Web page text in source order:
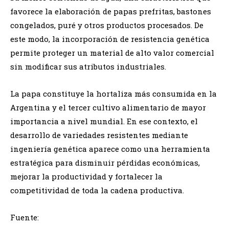
favorece la elaboración de papas prefritas, bastones
congelados, puré y otros productos procesados. De
este modo, la incorporación de resistencia genética
permite proteger un material de alto valor comercial
sin modificar sus atributos industriales.
La papa constituye la hortaliza más consumida en la
Argentina y el tercer cultivo alimentario de mayor
importancia a nivel mundial. En ese contexto, el
desarrollo de variedades resistentes mediante
ingeniería genética aparece como una herramienta
estratégica para disminuir pérdidas económicas,
mejorar la productividad y fortalecer la
competitividad de toda la cadena productiva.
Fuente: